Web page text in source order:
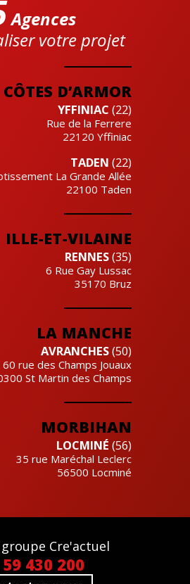
CÔTES D’ARMOR
YFFINIAC (22)
Rue de la Ferrere
22120 Yffiniac
TADEN (22)
La Grande Allée
22100 Taden
ILLE-ET-VILAINE
RENNES(35)
6 Rue Gay Lussac
35170 Bruz
LA MANCHE
AVRANCHES(50)
60 rue des Champs Jouaux
St Martin des Champs
MORBIHAN
LOCMINÉ (56)
35 rue Maréchal Leclerc
56500 Locminé
Agences
votre projet
Cre'actuel
430 200